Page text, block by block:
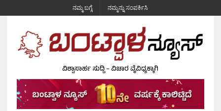
ನಮ್ಮ ಬಗ್ಗೆ ನಮ್ಮನ್ನು ಸಂಪರ್ಕಿಸಿ